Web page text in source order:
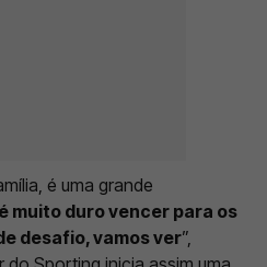
é uma grande
muito duro vencer para os
desafio, vamos ver”,